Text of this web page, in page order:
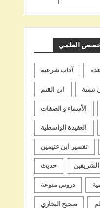
العلمي
آداب شرعية
ابن القيم تيمية
الأسماء و الصفات
العقيدة الواسطية
تفسير ابن عثيمين
حديث
دروس منوعة
صحيح البخاري